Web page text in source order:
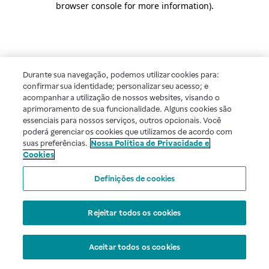
browser console for more information).
Durante sua navegação, podemos utilizar cookies para:
confirmar sua identidade; personalizar seu acesso; e
acompanhar a utilização de nossos websites, visando o
aprimoramento de sua funcionalidade. Alguns cookies são
essenciais para nossos serviços, outros opcionais. Você
poderá gerenciar os cookies que utilizamos de acordo com
suas preferências. Nossa Política de Privacidade e
Cookies
Definições de cookies
Rejeitar todos os cookies
Aceitar todos os cookies